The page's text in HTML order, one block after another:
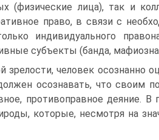
(физические лица), так и
право, в связи с
индивидуального
субъекты (банда,
зрелости, чело­век осознанно
осознавать, что своим
противоправное деяние. В
которые, несмотря на